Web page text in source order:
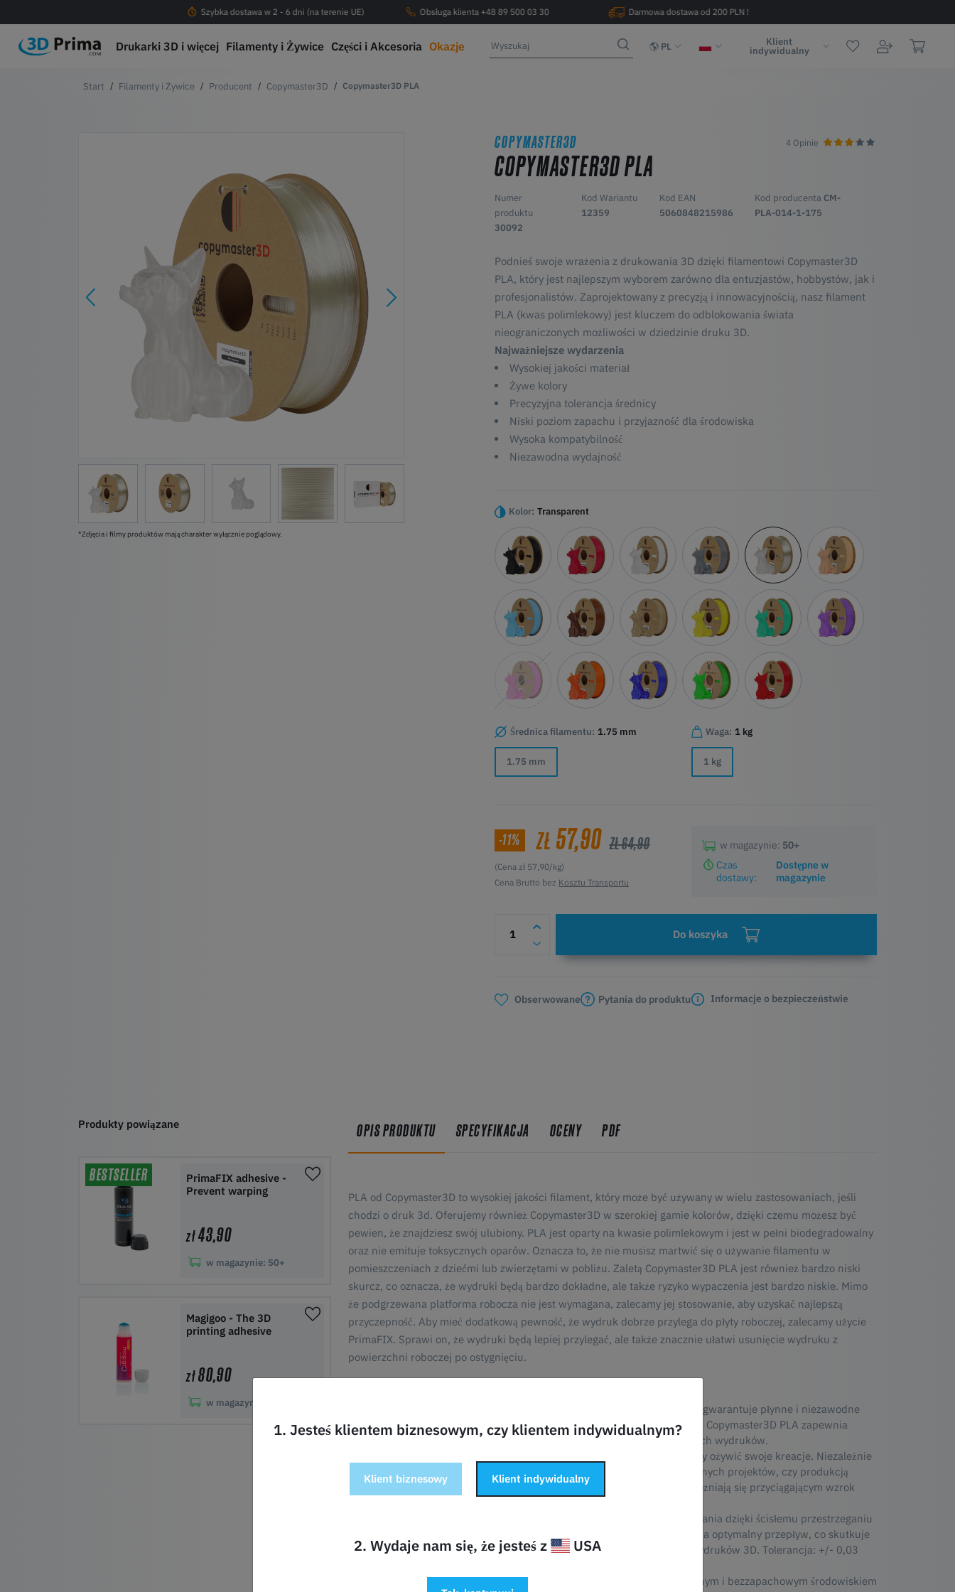
Szybka dostawa w 2 - 6 dni (na terenie UE) Obsługa klienta +48 89 500 03 30 Darmowa dostawa od 200 PLN !
Drukarki 3D i więcej Filamenty i Żywice Części i Akcesoria Okazje PL Klient
indywidualny
Filamenty i Żywice Producent Copymaster3D Copymaster3D PLA
*Zdjęcia i filmy produktów mają charakter wyłącznie poglądowy.
COPYMASTER3D 4 Opinie
COPYMASTER3D PLA
Numer
produktu
30092
Kod Wariantu
12359
Kod EAN
5060848215986
Kod producenta CM-
PLA-014-1-175
Podnieś swoje wrażenia z drukowania 3D dzięki filamentowi Copymaster3D
PLA, który jest najlepszym wyborem zarówno dla entuzjastów, hobbystów, jak i
profesjonalistów. Zaprojektowany z precyzją i innowacyjnością, nasz filament
PLA (kwas polimlekowy) jest kluczem do odblokowania świata
nieograniczonych możliwości w dziedzinie druku 3D.
Najważniejsze wydarzenia
Wysokiej jakości materiał
Żywe kolory
Precyzyjna tolerancja średnicy
Niski poziom zapachu i przyjazność dla środowiska
Wysoka kompatybilność
Niezawodna wydajność
Kolor: Transparent
Średnica filamentu: 1.75 mm
1.75 mm
Waga: 1 kg
1 kg
-11% ZŁ 57,90 ZŁ 64,90
(Cena zł 57,90/kg)
Cena Brutto bez Kosztu Transportu
w magazynie: 50+
Czas
dostawy:
Dostępne w
magazynie
Do koszyka
Obserwowane Pytania do produktu Informacje o bezpieczeństwie
OPIS PRODUKTU SPECYFIKACJA OCENY PDF
PLA od Copymaster3D to wysokiej jakości filament, który może być używany w wielu zastosowaniach, jeśli
chodzi o druk 3d. Oferujemy również Copymaster3D w szerokiej gamie kolorów, dzięki czemu możesz być
pewien, że znajdziesz swój ulubiony. PLA jest oparty na kwasie polimlekowym i jest w pełni biodegradowalny
oraz nie emituje toksycznych oparów. Oznacza to, że nie musisz martwić się o używanie filamentu w
pomieszczeniach z dziećmi lub zwierzętami w pobliżu. Zaletą Copymaster3D PLA jest również bardzo niski
skurcz, co oznacza, że wydruki będą bardzo dokładne, ale także ryzyko wypaczenia jest bardzo niskie. Mimo
że podgrzewana platforma robocza nie jest wymagana, zalecamy jej stosowanie, aby uzyskać najlepszą
przyczepność. Aby mieć dodatkową pewność, że wydruk dobrze przylega do płyty roboczej, zalecamy użycie
PrimaFIX. Sprawi on, że wydruki będą lepiej przylegać, ale także znacznie ułatwi usunięcie wydruku z
powierzchni roboczej po ostygnięciu.
Wykonany z najlepszego PLA, nasz filament gwarantuje płynne i niezawodne
drukowanie. Pożegnaj się z wypaczeniami i zatykaniem dysz, ponieważ Copymaster3D PLA zapewnia
spójne i precyzyjne nakładanie warstw w celu uzyskania nieskazitelnych wydruków.
Wybierz z szerokiej palety żywych i bogatych kolorów, aby ożywić swoje kreacje. Niezależnie
od tego, czy zajmujesz się prototypowaniem, tworzeniem skomplikowanych projektów, czy produkcją
funkcjonalnych części, nasz filament zapewnia, że Twoje wydruki wyróżniają się przyciągającym wzrok
Doświadcz bezproblemowego drukowania dzięki ścisłemu przestrzeganiu
precyzyjnych tolerancji średnicy. Jednolita średnica filamentu zapewnia optymalny przepływ, co skutkuje
nienaganną przyczepnością warstw i nieskazitelnym wykończeniem wydruków 3D. Tolerancja: +/- 0,03
Niski poziom zapachu i przyjazność dla środowiska:
Ciesz się przyjemnym i bezzapachowym środowiskiem
Produkty powiązane
BESTSELLER
PrimaFIX adhesive -
Prevent warping
zł43,90
w magazynie: 50+
Magigoo - The 3D
printing adhesive
zł80,90
w magazynie:
1. Jesteś klientem biznesowym, czy klientem indywidualnym?
Klient biznesowy Klient indywidualny
2. Wydaje nam się, że jesteś z USA